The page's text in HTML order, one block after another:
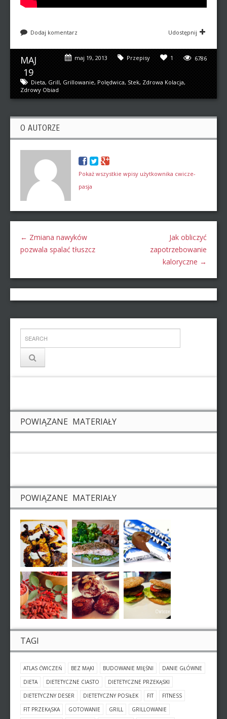
Dodaj komentarz Udostępnij
MAJ
19
6786
1
Przepisy
maj 19, 2013
Dieta, Grill, Grillowanie, Polędwica, Stek, Zdrowa Kolacja,
Zdrowy Obiad
O AUTORZE
Pokaż wszystkie wpisy użytkownika cwicze-
pasja
← Zmiana nawyków
pozwala spalać tłuszcz
Jak obliczyć
zapotrzebowanie
kaloryczne →
POWIĄZANE MATERIAŁY
POWIĄZANE MATERIAŁY
TAGI
ATLAS ĆWICZEŃ BEZ MĄKI BUDOWANIE MIĘŚNI
DANIE GŁÓWNE
DIETA
DIETETYCZNE CIASTO
DIETETYCZNE PRZEKĄSKI
DIETETYCZNY DESER
DIETETYCZNY POSIŁEK FIT
FITNESS
FIT PRZEKĄSKA
GOTOWANIE GRILL GRILLOWANIE